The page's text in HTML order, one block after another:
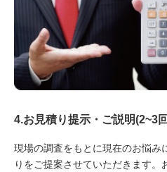
4.お見積り提示・ご説明(2~3
現場の調査をもとに現在のお悩み
りをご提案させていただきます